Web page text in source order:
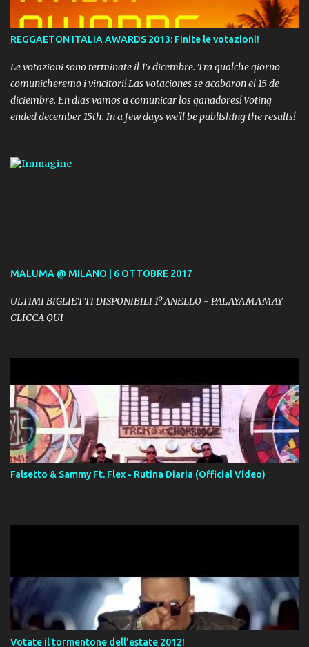
REGGAETON ITALIA AWARDS 2013: Finite le votazioni!
Le votazioni sono terminate il 15 dicembre. Tra qualche giorno
comunicheremo i vincitori! Las votaciones se acabaron el 15 de
diciembre. En dias vamos a comunicar los ganadores! Voting
ended december 15th. In a few days we'll be publishing the results!
MALUMA @ MILANO | 6 OTTOBRE 2017
ULTIMI BIGLIETTI DISPONIBILI 1º ANELLO - PALAYAMAMAY
CLICCA QUI
Falsetto & Sammy Ft. Flex - Rutina Diaria (Official Video)
Votate il tormentone dell'estate 2012!